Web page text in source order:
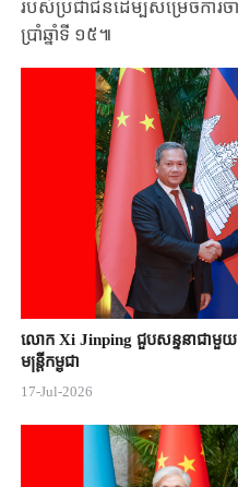
របស់ប្រជាជនដើម្បីសម្រេចការច
ប្រាំឆ្នាំទី ១៥៕
លោក Xi Jinping ជួបសន្ទនាជាមួ
មន្ត្រីកម្ពុជា
17-Jul-2026